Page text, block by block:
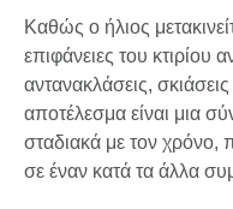
Καθώς ο ήλιος
επιφάνειες του κτιρίου
αντανακλάσεις,
αποτέλεσμα είναι μια
σταδιακά με τον χρόνο,
σε έναν κατά τα άλλα